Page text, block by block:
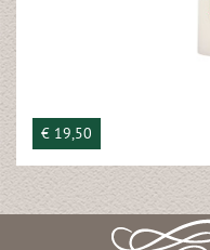
€ 19,50